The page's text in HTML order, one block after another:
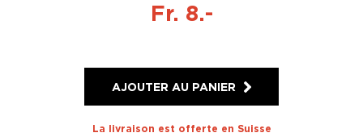
Fr. 8.-
AJOUTER AU PANIER
La livraison est offerte en Suisse